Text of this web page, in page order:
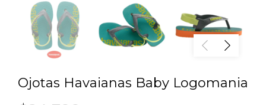
Ojotas Havaianas Baby Logomania